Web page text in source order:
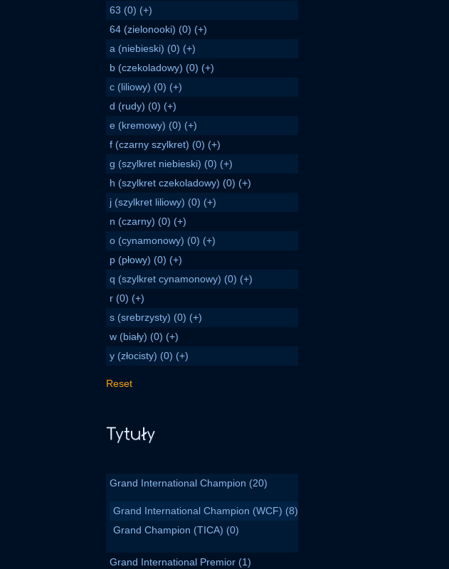
63 (0) (+)
64 (zielonooki) (0) (+)
a (niebieski) (0) (+)
b (czekoladowy) (0) (+)
c (liliowy) (0) (+)
d (rudy) (0) (+)
e (kremowy) (0) (+)
f (czarny szylkret) (0) (+)
g (szylkret niebieski) (0) (+)
h (szylkret czekoladowy) (0) (+)
j (szylkret liliowy) (0) (+)
n (czarny) (0) (+)
o (cynamonowy) (0) (+)
p (płowy) (0) (+)
q (szylkret cynamonowy) (0) (+)
r (0) (+)
s (srebrzysty) (0) (+)
w (biały) (0) (+)
y (złocisty) (0) (+)
Reset
Grand International Champion (20)
Grand International Champion (WCF) (8)
Grand Champion (TICA) (0)
Grand International Premior (1)